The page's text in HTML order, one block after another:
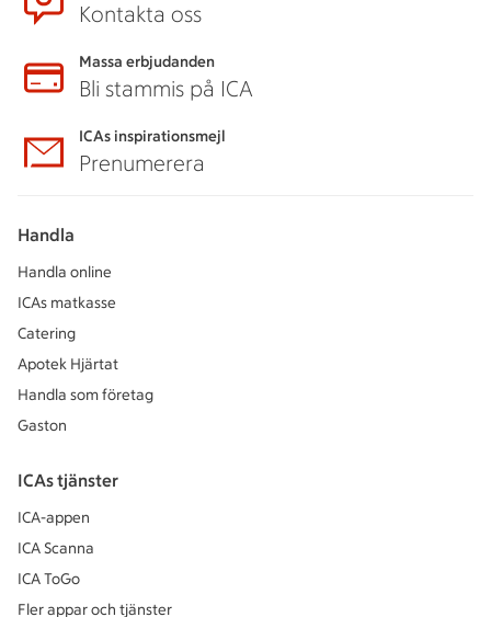
Kontakta oss
Massa erbjudanden
Bli stammis på ICA
ICAs inspirationsmejl
Prenumerera
Handla
Handla online
ICAs matkasse
Catering
Apotek Hjärtat
Handla som företag
Gaston
ICAs tjänster
ICA-appen
ICA Scanna
ICA ToGo
Fler appar och tjänster